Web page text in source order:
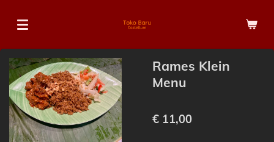
direct
de
hoofdinhoud
Rames Klein
Menu
€ 11,00